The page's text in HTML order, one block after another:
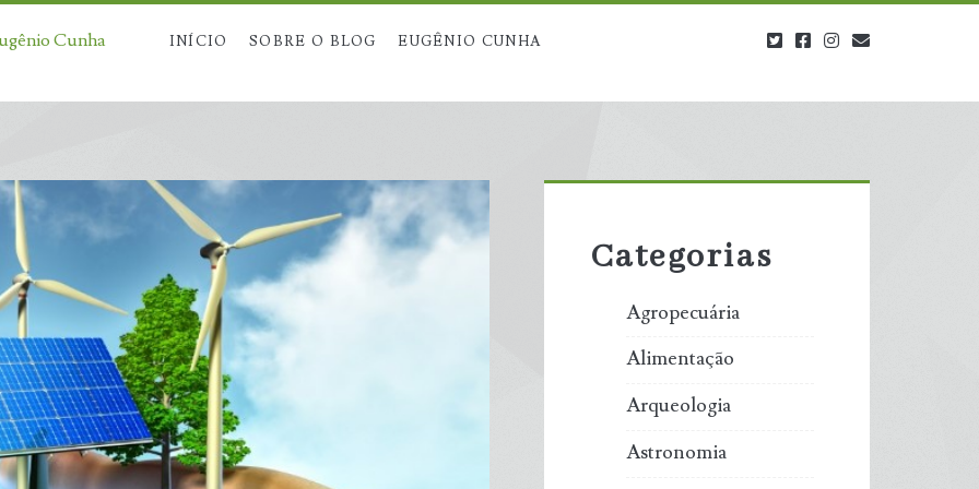
Cunha INÍCIO SOBRE O BLOG EUGÊNIO CUNHA twitterfacebookinstagram
Sidebar
Categorias
Agropecuária
Alimentação
Arqueologia
Astronomia